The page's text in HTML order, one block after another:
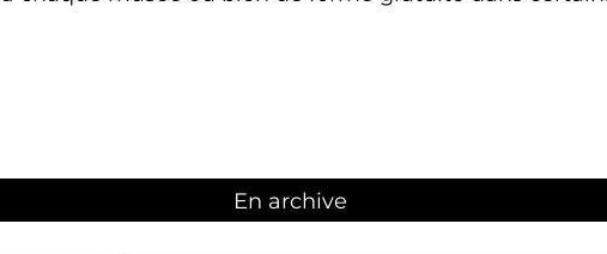
En archive